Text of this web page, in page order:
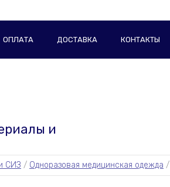
ОПЛАТА ДОСТАВКА КОНТАКТЫ
и
СИЗ / Одноразовая медицинская одежда /